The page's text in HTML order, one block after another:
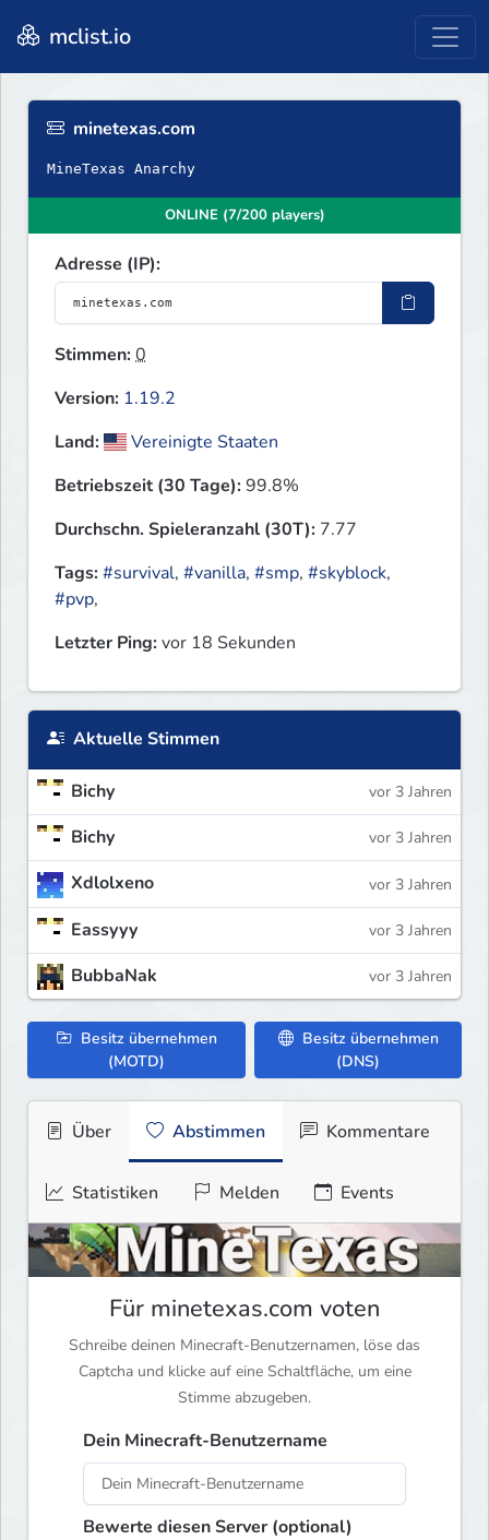
mclist.io
minetexas.com
MineTexas Anarchy
ONLINE (7/200 players)
Adresse (IP):
Stimmen:0
Version: 1.19.2
Land:
Vereinigte Staaten
Betriebszeit (30 Tage):99.8%
Durchschn. Spieleranzahl (30T): 7.77
Tags:#survival, #vanilla, #smp, #skyblock,
#pvp,
Letzter Ping:vor 18 Sekunden
Aktuelle Stimmen
Bichy vor 3 Jahren
Bichy vor 3 Jahren
Xdlolxeno vor 3 Jahren
Eassyyy vor 3 Jahren
BubbaNak vor 3 Jahren
Besitz übernehmen
(MOTD)
Besitz übernehmen
(DNS)
Über Abstimmen Kommentare
Statistiken Melden Events
Für minetexas.com voten
Schreibe deinen Minecraft-Benutzernamen, löse das
Captcha und klicke auf eine Schaltfläche, um eine
Stimme abzugeben.
Dein Minecraft-Benutzername
Bewerte diesen Server (optional)